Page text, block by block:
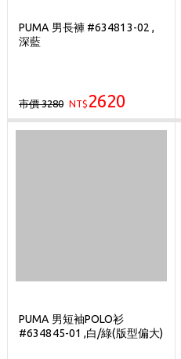
PUMA 男長褲 #634813-02 ,
深藍
市價 3280 NT$ 2620
PUMA 男短袖POLO衫
#634845-01 ,白/綠(版型偏大)